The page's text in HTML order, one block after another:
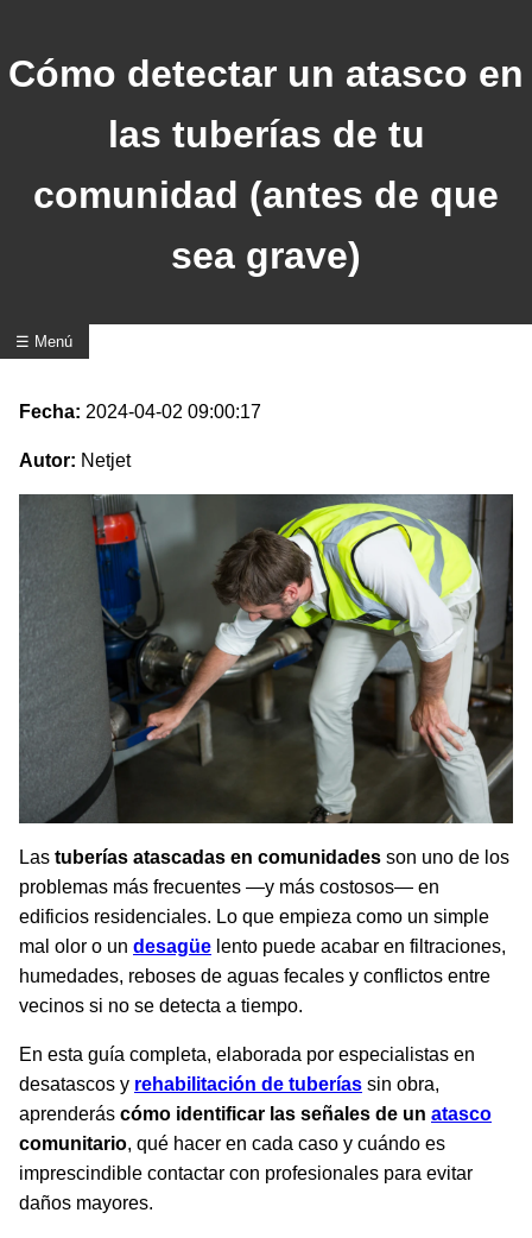
Cómo detectar un atasco en
las tuberías de tu
comunidad (antes de que
sea grave)
☰ Menú
Fecha: 2024-04-02 09:00:17
Autor: Netjet
Las tuberías atascadas en comunidades son uno de los
problemas más frecuentes —y más costosos— en
edificios residenciales. Lo que empieza como un simple
mal olor o un desagüe lento puede acabar en filtraciones,
humedades, reboses de aguas fecales y conflictos entre
vecinos si no se detecta a tiempo.
En esta guía completa, elaborada por especialistas en
desatascos y rehabilitación de tuberías sin obra,
aprenderás cómo identificar las señales de un atasco
comunitario, qué hacer en cada caso y cuándo es
imprescindible contactar con profesionales para evitar
daños mayores.